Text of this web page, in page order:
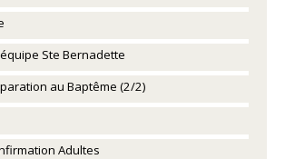
Ste Bernadette
au Baptême (2/2)
Adultes